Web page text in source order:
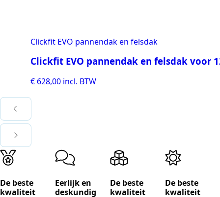
Clickfit EVO pannendak en felsdak
Clickfit EVO pannendak en felsdak voor
€ 628,00 incl. BTW
De beste
kwaliteit
Eerlijk en
deskundig
De beste
kwaliteit
De beste
kwaliteit